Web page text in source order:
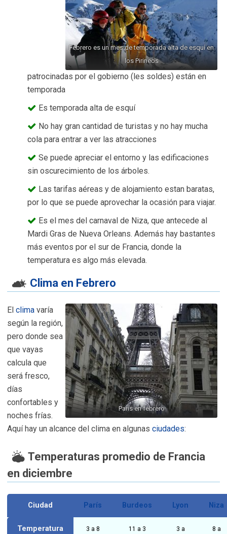
Febrero es un mes de temporada alta de esquí en
los Pirineos
patrocinadas por el gobierno (les soldes) están en
temporada
Es temporada alta de esquí
No hay gran cantidad de turistas y no hay mucha
cola para entrar a ver las atracciones
Se puede apreciar el entorno y las edificaciones
sin oscurecimiento de los árboles.
Las tarifas aéreas y de alojamiento estan baratas,
por lo que se puede aprovechar la ocasión para viajar.
Es el mes del carnaval de Niza, que antecede al
Mardi Gras de Nueva Orleans. Además hay bastantes
más eventos por el sur de Francia, donde la
temperatura es algo más elevada.
Clima en Febrero
París en febrero
El clima varía
según la región,
pero donde sea
que vayas
calcula que
será fresco,
días
confortables y
noches frías.
Aquí hay un alcance del clima en algunas ciudades:
Temperaturas promedio de Francia
en diciembre
Ciudad París Burdeos Lyon Niza
Temperatura
3 a 8 11 a 3
3 a
8 a